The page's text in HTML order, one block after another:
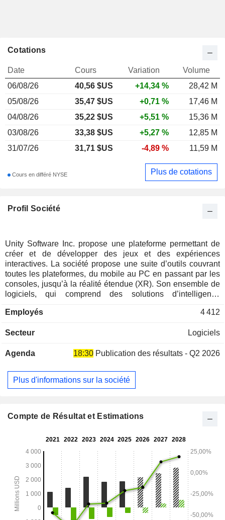
Profil Société
Unity Software Inc. propose une plateforme permettant de
créer et de développer des jeux et des expériences
interactives. La société propose une suite d’outils couvrant
toutes les plateformes, du mobile au PC en passant par les
consoles, jusqu’à la réalité étendue (XR). Son ensemble de
logiciels, qui comprend des solutions d’intelligence
cycle de développement. La plateforme de la société se
: Create Solutions et Grow Solutions. Create Solutions est
créer, distribuer et exécuter du contenu haute définition en
(3D). Conçus pour les développeurs, ces outils et services
sont utilisés dans un large éventail de secteurs, allant des
bien d’autres encore. Grow Solutions propose aux clients la
contenus interactifs en 3D.
Employés 4 412
Secteur Logiciels
Agenda 18:30 Publication des résultats - Q2 2026
Plus d'informations sur la société
Cotations
Date Cours Variation
Volume
06/08/26
40,56 $US +14,34 %
28,42 M
05/08/26
35,47 $US +0,71 %
17,46 M
04/08/26
35,22 $US +5,51 %
15,36 M
03/08/26
33,38 $US +5,27 %
12,85 M
31/07/26
31,71 $US -4,89 % 11,59 M
Cours en différé NYSE Plus de cotations
Compte de Résultat et Estimations